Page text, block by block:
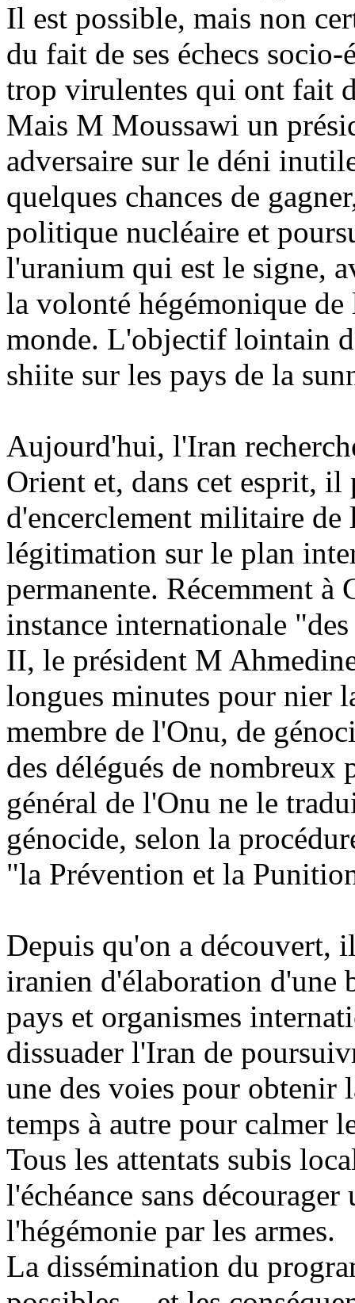
Il est possible, mais non
du fait de ses échecs
trop virulentes qui ont fait
Mais M Moussawi un
adversaire sur le déni
quelques chances de
politique nucléaire et
l'uranium qui est le signe,
la volonté hégémonique
monde. L'objectif lointain
shiite sur les pays de la
Aujourd'hui, l'Iran
Orient et, dans cet esprit,
d'encerclement militaire de
légitimation sur le plan
permanente. Récemment à
instance internationale
II, le président M
longues minutes pour nier
membre de l'Onu, de
des délégués de nombreux
général de l'Onu ne le
génocide, selon la
"la Prévention et la
Depuis qu'on a découvert,
iranien d'élaboration d'une
pays et organismes
dissuader l'Iran de
une des voies pour obtenir
temps à autre pour calmer
Tous les attentats subis
l'échéance sans
l'hégémonie par les armes.
La dissémination du